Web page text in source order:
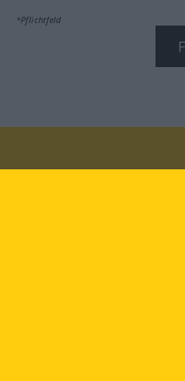
*Pflichtfeld
Besuchen Sie uns auf: